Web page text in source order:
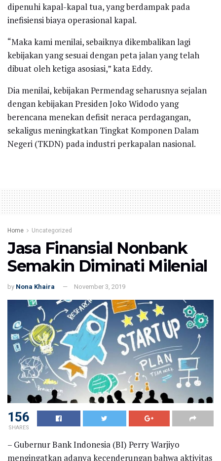
dipenuhi kapal-kapal tua, yang berdampak pada
inefisiensi biaya operasional kapal.
“Maka kami menilai, sebaiknya dikembalikan lagi
kebijakan yang sesuai dengan peta jalan yang telah
dibuat oleh ketiga asosiasi,” kata Eddy.
Dia menilai, kebijakan Permendag seharusnya sejalan
dengan kebijakan Presiden Joko Widodo yang
berencana menekan defisit neraca perdagangan,
sekaligus meningkatkan Tingkat Komponen Dalam
Negeri (TKDN) pada industri perkapalan nasional.
Home Uncategorized
Jasa Finansial Nonbank
Semakin Diminati Milenial
by Nona Khaira November 3, 2019
156
SHARES
– Gubernur Bank Indonesia (BI) Perry Warjiyo
mengingatkan adanya kecenderungan bahwa aktivitas